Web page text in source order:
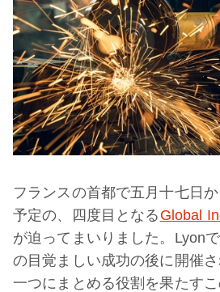
フランスの首都で五月十七日
予定の、四度目となる Global
が迫ってまいりました。Lyon
の目覚ましい成功の後に開催
一つにまとめる役割を果たす